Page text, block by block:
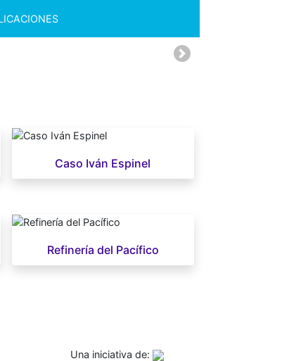
Siguiente
Caso Iván Espinel
Refinería del Pacífico
Una iniciativa de: